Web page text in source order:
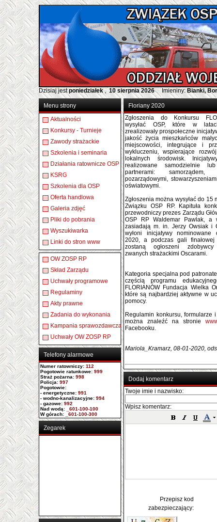
Dzisiaj jestponiedziałek , 10 sierpnia 2026 Imieniny: Bianki,
Menu strony
Aktualności
Konkursy - Turnieje
Zawody strażackie
Szkolenia i seminaria
Działania ratownicze OSP
KSRG
Szkolenia dla OSP
Oferta handlowa
Galeria zdjęć
Pliki do pobrania
Wyszukiwarka
Linki do stron www
OW ZOSP RP
Skład Zarządu
Uchwały programowe
Regulaminy
Akty prawne
Zadania do wykonania
Kampania sprawozdawcza
Uchwały OW ZOSP RP
Telefony alarmowe
Numer ratowniczy: 112
Pogotowie ratunkowe: 999
Straż pożarna: 998
Policja: 997
Pogotowie:
- energetyczne: 991
- wodno-kanalizacyjne: 994
- gazowe: 992
Nad wodą: _601-100-100
W górach: _601-100-300
Zegarek
Floriany 2020
Zgłoszenia do Konkursu
wysyłać OSP, które w
zrealizowały prospołeczne
jakość życia mieszkańców
miejscowości, integrujące i
wykluczeniu, wspierające
lokalnych środowisk.
realizowane samodzielnie
partnerami: samorządem,
pozarządowymi,
oświatowymi.
Zgłoszenia można wysyłać do 15
Związku OSP RP. Kapituła
przewodniczy prezes Zarządu
OSP RP Waldemar Pawlak, a
zasiadają m. in. Jerzy Owsiak i
wyłoni inicjatywy nominowane
2020, a podczas gali
zostaną ogłoszeni zdobywcy
zwanych strażackimi Oscarami.
Kategoria specjalna pod
częścią programu
FLORIANÓW Fundacja Wielka
które są najbardziej aktywne w
pomocy.
Regulamin konkursu, formularze
można znaleźć na stronie
Facebooku.
Mariola_Kramarz, 08-01-2020,
Dodaj komentarz
Twoje imie i nazwisko:
Wpisz komentarz:
Przepisz kod
zabezpieczający: